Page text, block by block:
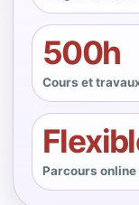
500h
Cours et
Parcours